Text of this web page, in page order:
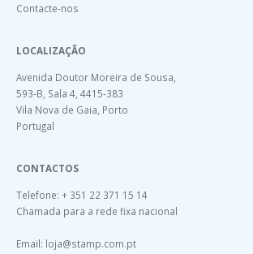
Contacte-nos
LOCALIZAÇÃO
Avenida Doutor Moreira de Sousa,
593-B, Sala 4, 4415-383
Vila Nova de Gaia, Porto
Portugal
CONTACTOS
Telefone: + 351 22 371 15 14
Chamada para a rede fixa nacional
Email: loja@stamp.com.pt